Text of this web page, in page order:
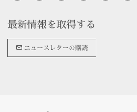
最新情報を取得する
ニュースレターの購読